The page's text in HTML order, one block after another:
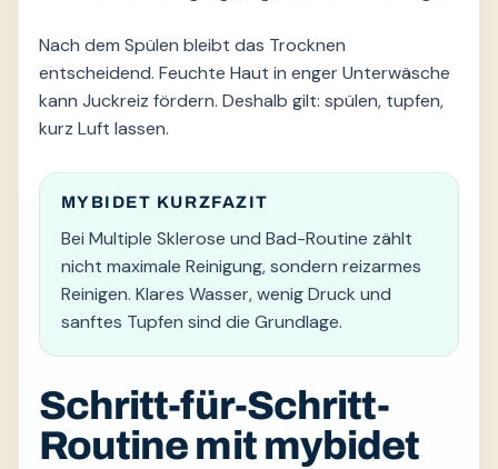
Nach dem Spülen bleibt das Trocknen
entscheidend. Feuchte Haut in enger Unterwäsche
kann Juckreiz fördern. Deshalb gilt: spülen, tupfen,
kurz Luft lassen.
MYBIDET KURZFAZIT
Bei Multiple Sklerose und Bad-Routine zählt
nicht maximale Reinigung, sondern reizarmes
Reinigen. Klares Wasser, wenig Druck und
sanftes Tupfen sind die Grundlage.
Schritt-für-Schritt-
Routine mit mybidet